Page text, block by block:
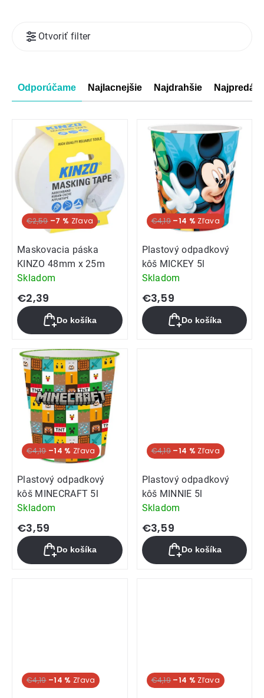
Radenie
produktov
Odporúčame Najlacnejšie Najdrahšie
Otvoriť filter
Výpis
€2,59 –7 %
Maskovacia páska
KINZO 48mm x 25m
Skladom
€2,39
Do košíka
€4,19 –14 %
Plastový odpadkový
kôš MICKEY 5l
Skladom
€3,59
Do košíka
€4,19 –14 %
Plastový odpadkový
kôš MINECRAFT 5l
Skladom
€3,59
Do košíka
€4,19 –14 %
Plastový odpadkový
kôš MINNIE 5l
Skladom
€3,59
Do košíka
€4,19 –14 % €4,19 –14 %